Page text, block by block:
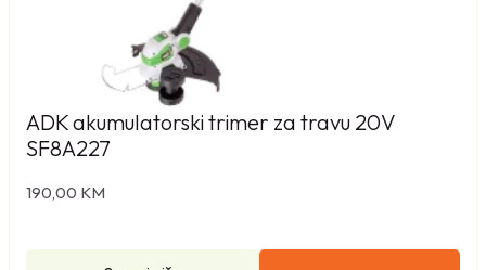
ADK akumulatorski trimer za travu 20V
SF8A227
190,00 KM